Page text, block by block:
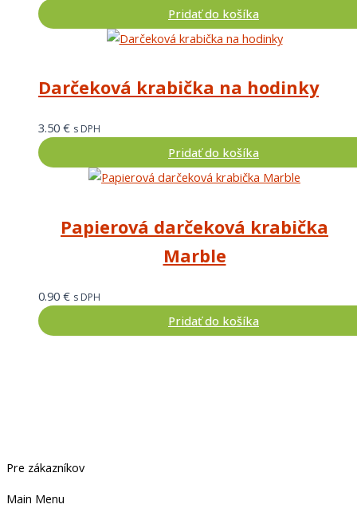
Pridať do košíka
Darčeková krabička na hodinky
3.50 € s DPH
Pridať do košíka
Papierová darčeková krabička
Marble
0.90 € s DPH
Pridať do košíka
Pre zákazníkov
Main Menu